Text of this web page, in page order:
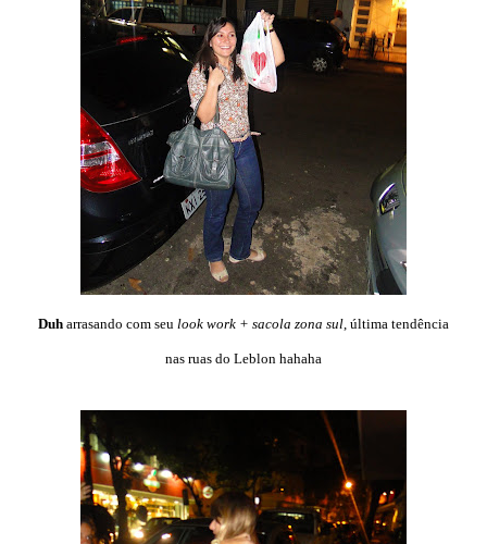
Duh arrasando com seu look work + sacola zona sul , última tendência
nas ruas do Leblon hahaha